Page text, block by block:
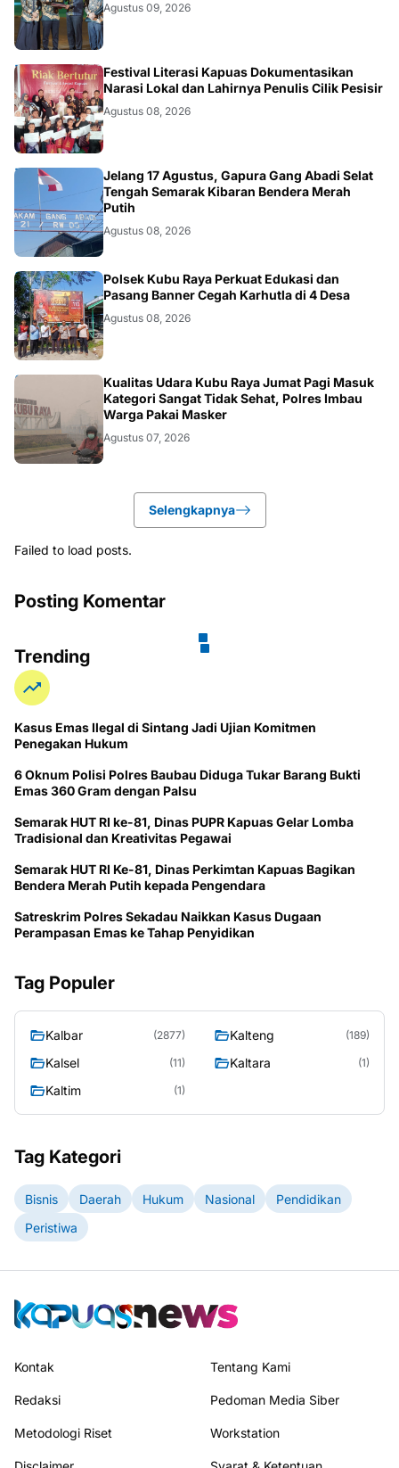
Agustus 09, 2026
DAERAH
Festival Literasi Kapuas Dokumentasikan
Narasi Lokal dan Lahirnya Penulis Cilik Pesisir
Agustus 08, 2026
Jelang 17 Agustus, Gapura Gang Abadi Selat
Tengah Semarak Kibaran Bendera Merah
Putih
Agustus 08, 2026
KALBAR
Polsek Kubu Raya Perkuat Edukasi dan
Pasang Banner Cegah Karhutla di 4 Desa
Agustus 08, 2026
KALBAR
Kualitas Udara Kubu Raya Jumat Pagi Masuk
Kategori Sangat Tidak Sehat, Polres Imbau
Warga Pakai Masker
Agustus 07, 2026
Selengkapnya
Failed to load posts.
Posting Komentar
Trending
Kasus Emas Ilegal di Sintang Jadi Ujian Komitmen
Penegakan Hukum
6 Oknum Polisi Polres Baubau Diduga Tukar Barang Bukti
Emas 360 Gram dengan Palsu
Semarak HUT RI ke-81, Dinas PUPR Kapuas Gelar Lomba
Tradisional dan Kreativitas Pegawai
Semarak HUT RI Ke-81, Dinas Perkimtan Kapuas Bagikan
Bendera Merah Putih kepada Pengendara
Satreskrim Polres Sekadau Naikkan Kasus Dugaan
Perampasan Emas ke Tahap Penyidikan
Tag Populer
Kalbar (2877) Kalteng (189)
Kalsel (11) Kaltara (1)
Kaltim (1)
Tag Kategori
Bisnis Daerah Hukum Nasional
Pendidikan
Peristiwa
Kontak Tentang Kami
Redaksi Pedoman Media Siber
Metodologi Riset Workstation